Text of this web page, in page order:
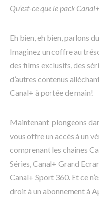
Qu’est-ce que le pack
Eh bien, eh bien, parlons
Imaginez un coffre au
des films exclusifs, des
d’autres contenus
Canal+ à portée de main!
Maintenant, plongeons
vous offre un accès à un
comprenant les chaînes
Séries, Canal+ Grand
Canal+ Sport 360. Et ce
droit à un abonnement à